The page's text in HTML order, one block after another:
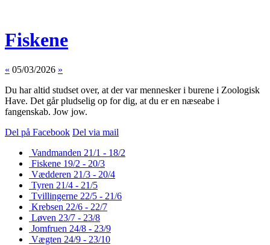
Fiskene
« 05/03/2026 »
Du har altid studset over, at der var mennesker i burene i Zoologisk
Have. Det går pludselig op for dig, at du er en næseabe i
fangenskab. Jow jow.
Del på Facebook Del via mail
Vandmanden 21/1 - 18/2
Fiskene 19/2 - 20/3
Vædderen 21/3 - 20/4
Tyren 21/4 - 21/5
Tvillingerne 22/5 - 21/6
Krebsen 22/6 - 22/7
Løven 23/7 - 23/8
Jomfruen 24/8 - 23/9
Vægten 24/9 - 23/10